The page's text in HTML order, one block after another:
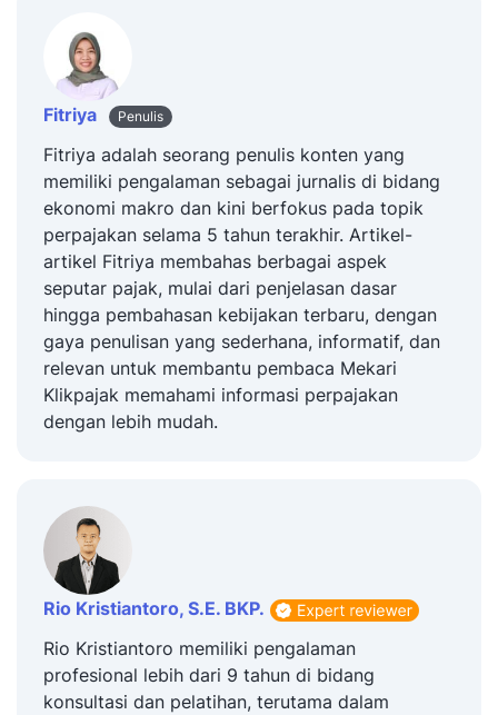
Fitriya Penulis
Fitriya adalah seorang penulis konten yang
memiliki pengalaman sebagai jurnalis di bidang
ekonomi makro dan kini berfokus pada topik
perpajakan selama 5 tahun terakhir. Artikel-
artikel Fitriya membahas berbagai aspek
seputar pajak, mulai dari penjelasan dasar
hingga pembahasan kebijakan terbaru, dengan
gaya penulisan yang sederhana, informatif, dan
relevan untuk membantu pembaca Mekari
Klikpajak memahami informasi perpajakan
dengan lebih mudah.
Rio Kristiantoro, S.E. BKP.
Rio Kristiantoro memiliki pengalaman
profesional lebih dari 9 tahun di bidang
konsultasi dan pelatihan, terutama dalam